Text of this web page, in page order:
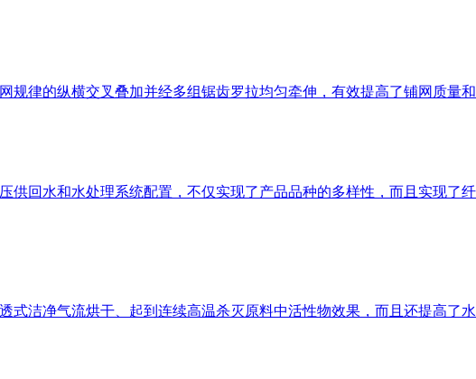
规律的纵横交叉叠加并经多组锯齿罗拉均匀牵伸，有效提高了铺网质量
供回水和水处理系统配置，不仅实现了产品品种的多样性，而且实现了
式洁净气流烘干、起到连续高温杀灭原料中活性物效果，而且还提高了